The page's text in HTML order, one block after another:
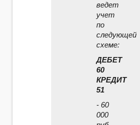
ведет
учет
по
следующей
схеме:
ДЕБЕТ
60
КРЕДИТ
51
- 60
000